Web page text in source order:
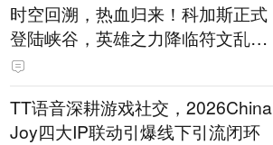
时空回溯，热血归来！科加斯正式
登陆峡谷，英雄之力降临符文乱
斗！
TT语音深耕游戏社交，2026China
Joy四大IP联动引爆线下引流闭环